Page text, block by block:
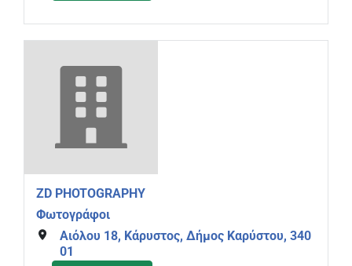
ZD PHOTOGRAPHY
Φωτογράφοι
Αιόλου 18, Κάρυστος, Δήμος Καρύστου, 340
01